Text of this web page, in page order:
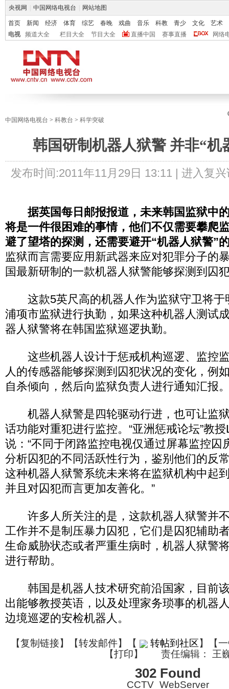
央视网 中国网络电视台 网站地图
首页 新闻 经济 体育 综艺 春晚 戏曲 音乐 科教 青少 文化
艺术
电视
频道大全 栏目大全 节目大全 直播中国 赛事直播 网络
中国网络电视台 > 科教台 > 科学突破
韩国研制机器人狱警 并非“机
发布时间:2011年11月29日 13:11 | 进入复兴
据英国每日邮报报道，未来韩国监狱中
将是一件很困难的事情，他们不仅需要攀爬
避了望塔的探测，还需要避开“机器人狱警”
监狱而言需要应用新武器来应对犯罪分子的
国最新研制的一款机器人狱警能够探测到囚
这款5英尺高的机器人作为监狱守卫将于
浦项市监狱进行执勤，如果这种机器人测试
器人狱警将在韩国监狱巡逻执勤。
这些机器人设计于惩戒机构巡逻、监控
人的传感器能够探测到囚犯状况的变化，例
自杀倾向，然后向监狱负责人进行通知汇报
机器人狱警是四轮驱动行进，也可让监
话功能对重犯进行监控。“亚洲惩戒论坛”教
说：“不同于闭路监控电视仅通过屏幕监控囚
分析囚犯的不同活跃性行为，鉴别他们的反
这种机器人狱警系统未来将在监狱机构中起
并且对囚犯而言更加友善化。”
许多人所关注的是，这款机器人狱警并不
工作并不是制压暴力囚犯，它们是囚犯辅助
生命威胁状态或者严重生病时，机器人狱警
进行帮助。
韩国是机器人技术研究前沿国家，目前
出能够教授英语，以及处理家务琐事的机器
边境巡逻的安检机器人。
【复制链接】【转发邮件】 【 转帖到社区】【
【打印】 责任编辑： 王
302 Found
CCTV_WebServer